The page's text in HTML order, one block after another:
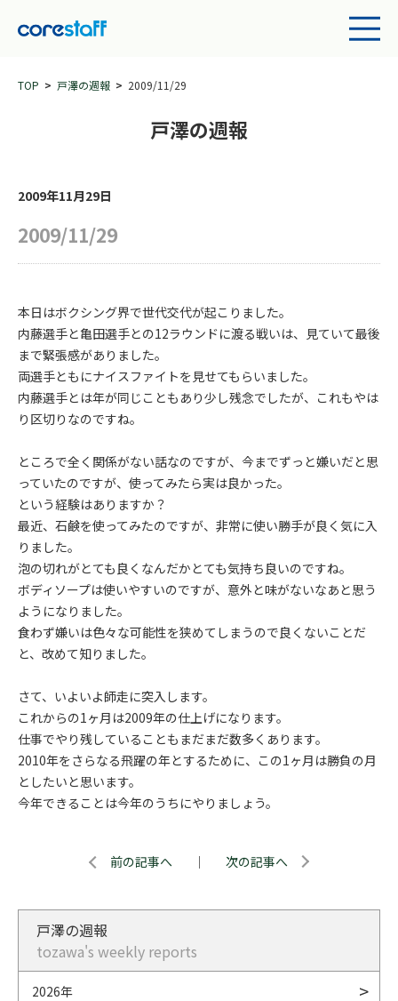
TOP 戸澤の週報 2009/11/29
戸澤の週報
2009年11月29日
2009/11/29
本日はボクシング界で世代交代が起こりました。
内藤選手と亀田選手との12ラウンドに渡る戦いは、見ていて最後
まで緊張感がありました。
両選手ともにナイスファイトを見せてもらいました。
内藤選手とは年が同じこともあり少し残念でしたが、これもやは
り区切りなのですね。
ところで全く関係がない話なのですが、今までずっと嫌いだと思
っていたのですが、使ってみたら実は良かった。
という経験はありますか？
最近、石鹸を使ってみたのですが、非常に使い勝手が良く気に入
りました。
泡の切れがとても良くなんだかとても気持ち良いのですね。
ボディソープは使いやすいのですが、意外と味がないなあと思う
ようになりました。
食わず嫌いは色々な可能性を狭めてしまうので良くないことだ
と、改めて知りました。
さて、いよいよ師走に突入します。
これからの1ヶ月は2009年の仕上げになります。
仕事でやり残していることもまだまだ数多くあります。
2010年をさらなる飛躍の年とするために、この1ヶ月は勝負の月
としたいと思います。
今年できることは今年のうちにやりましょう。
前の記事へ ｜ 次の記事へ
戸澤の週報
tozawa's weekly reports
2026年